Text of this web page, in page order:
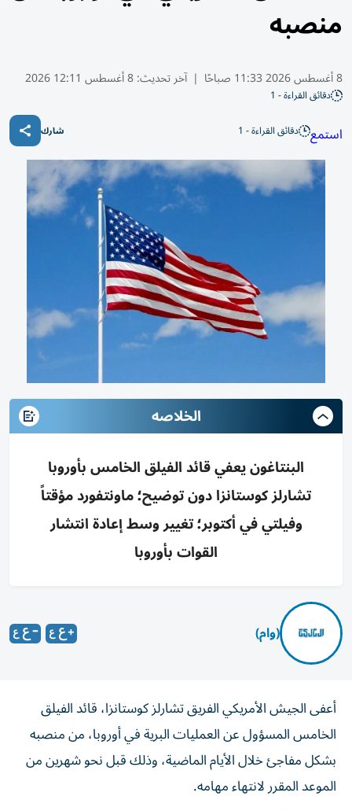
منصبه
8 أغسطس 2026 11:33 صباحًا | آخر تحديث:8 أغسطس 12:11 2026
دقائق القراءة - 1
استمع دقائق القراءة - 1 شارك
الخلاصه
البنتاغون يعفي قائد الفيلق الخامس بأوروبا
تشارلز كوستانزا دون توضيح؛ ماونتفورد مؤقتاً
وفيلتي في أكتوبر؛ تغيير وسط إعادة انتشار
القوات بأوروبا
(وام)
أعفى الجيش الأمريكي الفريق تشارلز كوستانزا، قائد الفيلق
الخامس المسؤول عن العمليات البرية في أوروبا، من منصبه
بشكل مفاجئ خلال الأيام الماضية، وذلك قبل نحو شهرين من
الموعد المقرر لانتهاء مهامه.